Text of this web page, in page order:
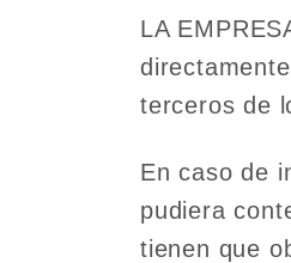
LA
terceros de
En caso de
pudiera
tienen que